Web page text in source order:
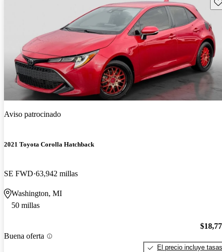
Aviso patrocinado
2021 Toyota Corolla Hatchback
SE FWD 63,942 millas
Washington, MI
50 millas
Buena oferta
El precio incluye tasas